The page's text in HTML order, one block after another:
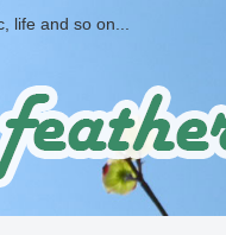
life and so on...